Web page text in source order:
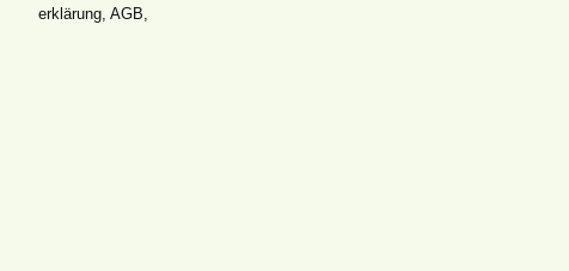
erklärung, AGB,